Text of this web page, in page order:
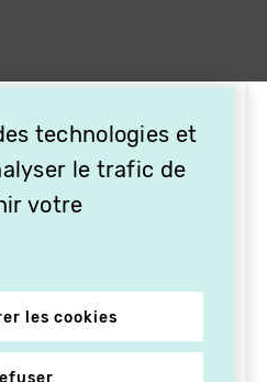
technologies et
le trafic de
votre
les cookies